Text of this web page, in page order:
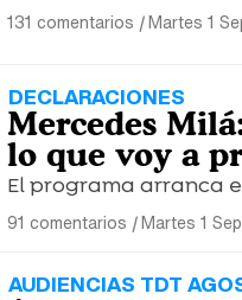
131 comentarios |Martes 1
DECLARACIONES
Mercedes
lo que voy a
El programa arranca
91 comentarios |Martes 1
AUDIENCIAS TDT